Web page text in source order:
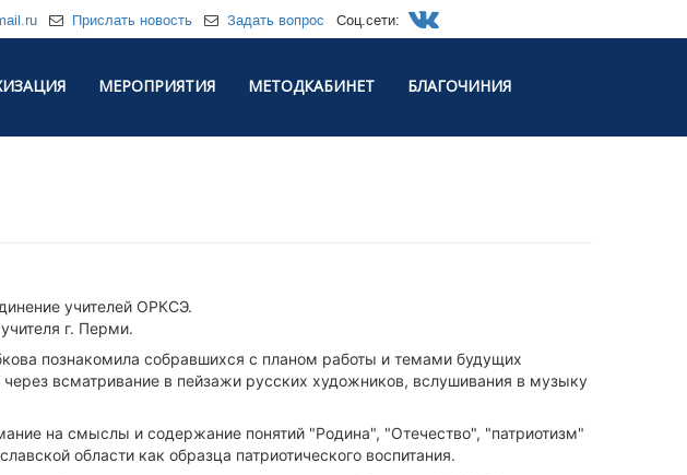
Прислать новость Задать вопрос Соц.сети:
МЕРОПРИЯТИЯ МЕТОДКАБИНЕТ БЛАГОЧИНИЯ
учителей ОРКСЭ.
г. Перми.
познакомила собравшихся с планом работы и темами будущих
всматривание в пейзажи русских художников, вслушивания в музыку
на смыслы и содержание понятий "Родина", "Отечество", "патриотизм"
области как образца патриотического воспитания.